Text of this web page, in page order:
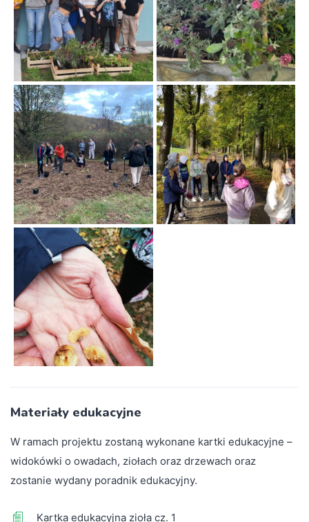
Materiały edukacyjne
W ramach projektu zostaną wykonane kartki edukacyjne –
widokówki o owadach, ziołach oraz drzewach oraz
zostanie wydany poradnik edukacyjny.
Kartka edukacyjna zioła cz. 1